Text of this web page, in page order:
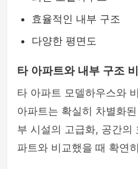
효율적인 내부 구조
다양한 평면도
타 아파트와 내부 구조
타 아파트 모델하우스와
아파트는 확실히 차별화
부 시설의 고급화, 공간의
파트와 비교했을 때 확연